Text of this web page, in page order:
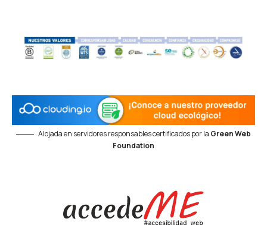
Alojada en servidores responsables certificados por la Green Web
Foundation